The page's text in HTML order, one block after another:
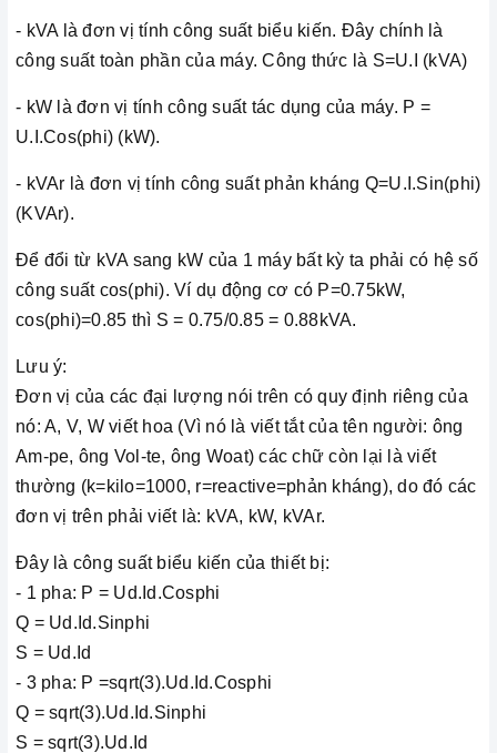
- kVA là đơn vị tính công suất biểu kiến. Đây chính là
công suất toàn phần của máy. Công thức là S=U.I (kVA)
- kW là đơn vị tính công suất tác dụng của máy. P =
U.I.Cos(phi) (kW).
- kVAr là đơn vị tính công suất phản kháng Q=U.I.Sin(phi)
(KVAr).
Để đổi từ kVA sang kW của 1 máy bất kỳ ta phải có hệ số
công suất cos(phi). Ví dụ động cơ có P=0.75kW,
cos(phi)=0.85 thì S = 0.75/0.85 = 0.88kVA.
Lưu ý:
Đơn vị của các đại lượng nói trên có quy định riêng của
nó: A, V, W viết hoa (Vì nó là viết tắt của tên người: ông
Am-pe, ông Vol-te, ông Woat) các chữ còn lại là viết
thường (k=kilo=1000, r=reactive=phản kháng), do đó các
đơn vị trên phải viết là: kVA, kW, kVAr.
Đây là công suất biểu kiến của thiết bị:
- 1 pha: P = Ud.Id.Cosphi
Q = Ud.Id.Sinphi
S = Ud.Id
- 3 pha: P =sqrt(3).Ud.Id.Cosphi
Q = sqrt(3).Ud.Id.Sinphi
S = sqrt(3).Ud.Id